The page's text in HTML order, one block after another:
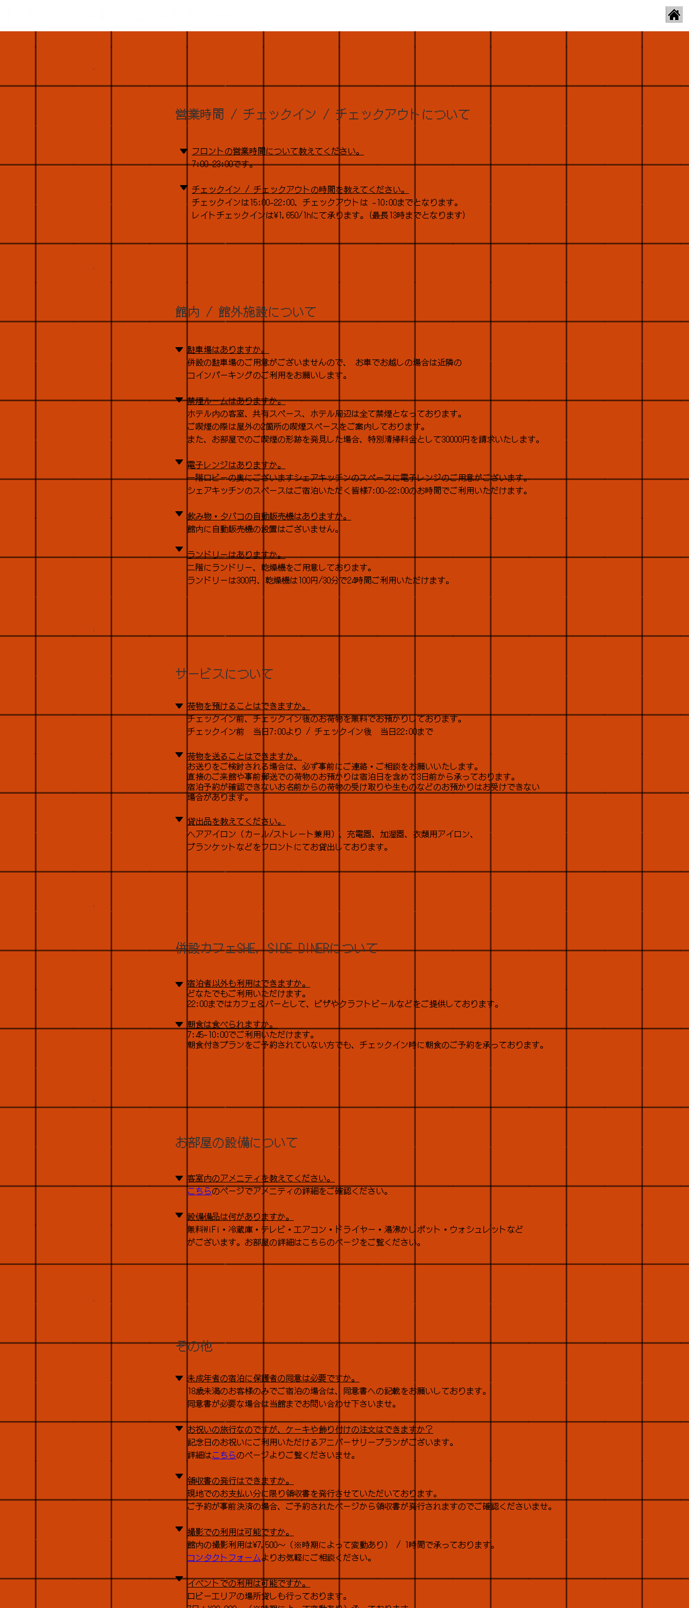
営業時間 / チェックイン / チェックアウトについて
▼
▼
フロントの営業時間について教えてください。
7:00-23:00です。
チェックイン / チェックアウトの時間を教えてください。
チェックインは15:00-22:00、チェックアウトは -10:00までとなります。
​レイトチェックインは¥1,650/1hにて承ります。(最長13時までとなります)
館内 / 館外施設について
▼
▼
▼
▼
▼
駐車場はありますか。
併設の駐車場のご用意がございませんので、 お車でお越しの場合は近隣の
コインパーキングのご利用をお願いします。
禁煙ルームはありますか。
ホテル内の客室、共有スペース、ホテル周辺は全て禁煙となっております。
ご喫煙の際は屋外の2箇所の喫煙スペースをご案内しております。
また、お部屋でのご喫煙の形跡を発見した場合、特別清掃料金として30000円を請求いたします。
電子レンジはありますか。
一階ロビーの奥にございますシェアキッチンのスペースに電子レンジのご用意がございます。
シェアキッチンのスペースはご宿泊いただく皆様7:00~22:00のお時間でご利用いただけます。
飲み物・タバコの自動販売機はありますか。
館内に自動販売機の設置はございません。
ランドリーはありますか。
二階にランドリー、乾燥機をご用意しております。
ランドリーは300円、乾燥機は100円/30分で24時間ご利用いただけます。
サービスについて
▼
▼
▼
荷物を預けることはできますか。
チェックイン前、チェックイン後のお荷物を無料でお預かりしております。
チェックイン前 当日7:00より / チェックイン後 当日22:00まで
荷物を送ることはできますか。
​お送りをご検討される場合は、必ず事前にご連絡・ご相談をお願いいたします。
直接のご来館や事前郵送での荷物のお預かりは宿泊日を含めて3日前から承っております。
宿泊予約が確認できないお名前からの荷物の受け取りや生ものなどのお預かりはお受けできない
場合があります。
貸出品を教えてください。
ヘアアイロン（カール/ストレート兼用）、充電器、加湿器、衣類用アイロン、
ブランケットなどをフロントにてお貸出しております。
併設カフェSHE, SIDE DINERについて
▼
▼
宿泊者以外も利用はできますか。
​どなたでもご利用いただけます。
22:00まではカフェ＆バーとして、ピザやクラフトビールなどをご提供しております。
朝食は食べられますか。
7:45~10:00でご利用いただけます。
朝食付きプランをご予約されていない方でも、チェックイン時に朝食のご予約を承っております。
お部屋の設備について
▼
▼
客室内のアメニティを教えてください。
こちらのページでアメニティの詳細をご確認ください。
設備備品は何がありますか。
無料WiFi・冷蔵庫・テレビ・エアコン・ドライヤー・湯沸かしポット・ウォシュレットなど
がございます。お部屋の詳細はこちらのページをご覧ください。
その他
▼
▼
▼
▼
▼
未成年者の宿泊に保護者の同意は必要ですか。
18歳未満のお客様のみでご宿泊の場合は、同意書への記載をお願いしております。
同意書が必要な場合は当館までお問い合わせ下さいませ。
お祝いの旅行なのですが、ケーキや飾り付けの注文はできますか？
記念日のお祝いにご利用いただけるアニバーサリープランがございます。
詳細はこちらのページよりご覧くださいませ。
領収書の発行はできますか。
現地でのお支払い分に限り領収書を発行させていただいております。
ご予約が事前決済の場合、ご予約されたページから領収書が発行されますのでご確認くださいませ。
撮影での利用は可能ですか。
館内の撮影利用は¥7,500〜（※時期によって変動あり） / 1時間で承っております。
コンタクトフォームよりお気軽にご相談ください。
イベントでの利用は可能ですか。
ロビーエリアの場所貸しも行っております。